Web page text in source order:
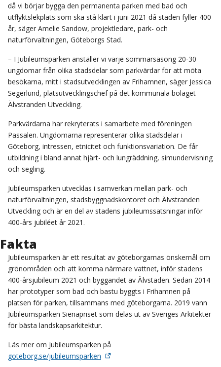
då vi börjar bygga den permanenta parken med bad och
utflyktslekplats som ska stå klart i juni 2021 då staden fyller 400
år, säger Amelie Sandow, projektledare, park- och
naturförvaltningen, Göteborgs Stad.
– I Jubileumsparken anställer vi varje sommarsäsong 20-30
ungdomar från olika stadsdelar som parkvärdar för att möta
besökarna, mitt i stadsutvecklingen av Frihamnen, säger Jessica
Segerlund, platsutvecklingschef på det kommunala bolaget
Älvstranden Utveckling.
Parkvärdarna har rekryterats i samarbete med föreningen
Passalen. Ungdomarna representerar olika stadsdelar i
Göteborg, intressen, etnicitet och funktionsvariation. De får
utbildning i bland annat hjärt- och lungräddning, simundervisning
och segling.
Jubileumsparken utvecklas i samverkan mellan park- och
naturförvaltningen, stadsbyggnadskontoret och Älvstranden
Utveckling och är en del av stadens jubileumssatsningar inför
400-års jubiléet år 2021.
Fakta
Jubileumsparken är ett resultat av göteborgarnas önskemål om
grönområden och att komma närmare vattnet, inför stadens
400-årsjubileum 2021 och byggandet av Älvstaden. Sedan 2014
har prototyper som bad och bastu byggts i Frihamnen på
platsen för parken, tillsammans med göteborgarna. 2019 vann
Jubileumsparken Sienapriset som delas ut av Sveriges Arkitekter
för bästa landskapsarkitektur.
Läs mer om Jubileumsparken på
goteborg.se/jubileumsparken